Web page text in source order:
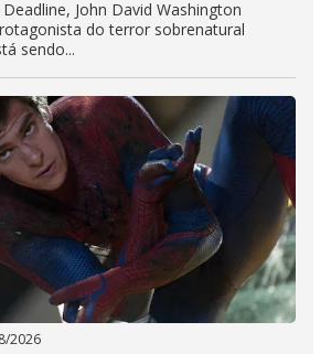
John David Washington
do terror sobrenatural
sendo...
2026